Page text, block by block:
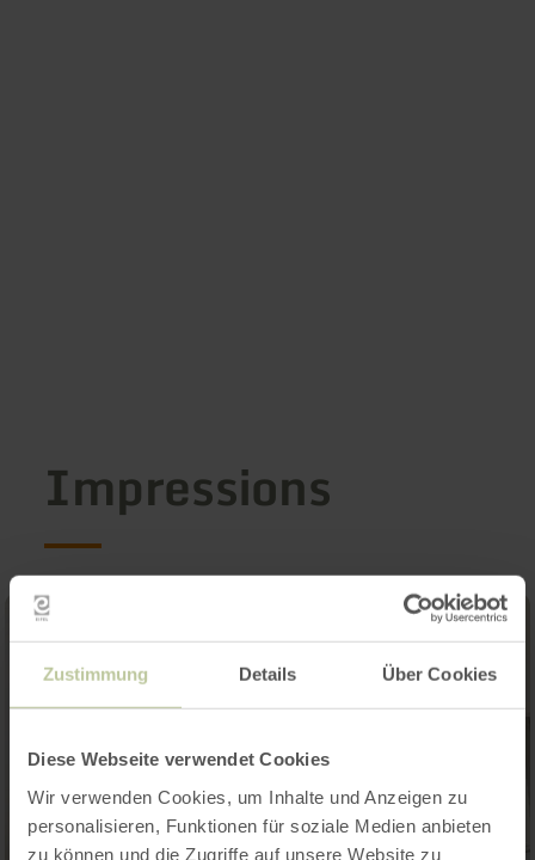
Zustimmung Details Über Cookies
Diese Webseite verwendet Cookies
Wir verwenden Cookies, um Inhalte und Anzeigen zu
personalisieren, Funktionen für soziale Medien anbieten
zu können und die Zugriffe auf unsere Website zu
Impressions